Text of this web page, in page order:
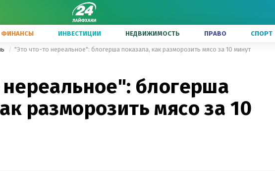
ФИНАНСЫ ИНВЕСТИЦИИ НЕДВИЖИМОСТЬ ПРАВО СПОРТ
"Это что-то нереальное": блогерша показала, как разморозить мясо за 10 минут
блогерша
разморозить мясо за 10